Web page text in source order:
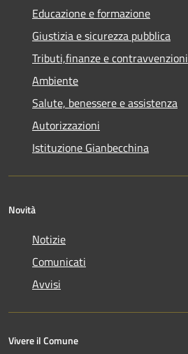
Educazione e formazione
Giustizia e sicurezza pubblica
Tributi,finanze e contravvenzioni
Ambiente
Salute, benessere e assistenza
Autorizzazioni
Istituzione Gianbecchina
Novità
Notizie
Comunicati
Avvisi
Vivere il Comune